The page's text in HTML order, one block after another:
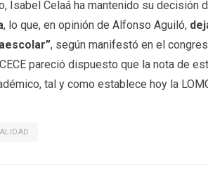
Isabel Celaá ha mantenido su decisión
, lo que, en opinión de Alfonso Aguiló,
, según manifestó en el
pareció dispuesto que la nota de
tal y como establece hoy la